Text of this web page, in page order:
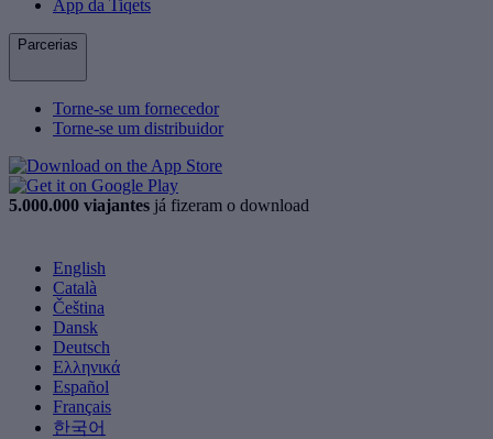
App da Tiqets
Parcerias
Torne-se um fornecedor
Torne-se um distribuidor
5.000.000 viajantes já fizeram o download
English
Català
Čeština
Dansk
Deutsch
Ελληνικά
Español
Français
한국어